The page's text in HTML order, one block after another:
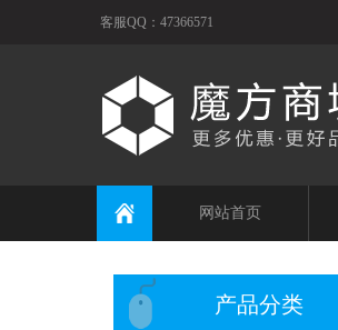
客服QQ：47366571
网站首页
产品分类